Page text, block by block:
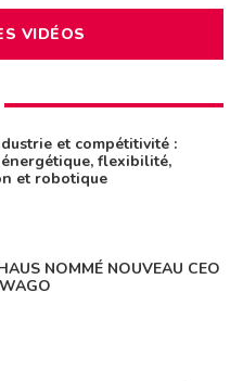
VIDÉOS
et compétitivité :
flexibilité,
et robotique
NOMMÉ NOUVEAU CEO